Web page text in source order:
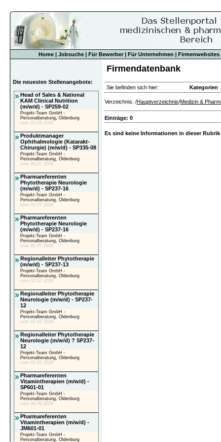
Home| Jobsuche| Für Bewerber| Für Unternehmen | Firmenwebsites
Die neuesten Stellenangebote:
»Head of Sales & National
KAM Clinical Nutrition
(m/w/d) - SP259-02
Projekt-Team GmbH -
Personalberatung, Oldenburg
vom 03.08.2026
»Produktmanager
Ophthalmologie (Katarakt-
Chirurgie) (m/w/d) - SP335-08
Projekt-Team GmbH -
Personalberatung, Oldenburg
vom 03.07.2026
»Pharmareferenten
Phytotherapie Neurologie
(m/w/d) - SP237-16
Projekt-Team GmbH -
Personalberatung, Oldenburg
vom 02.07.2026
»Pharmareferenten
Phytotherapie Neurologie
(m/w/d) - SP237-16
Projekt-Team GmbH -
Personalberatung, Oldenburg
vom 02.07.2026
»Regionalleiter Phytotherapie
(m/w/d) - SP237-13
Projekt-Team GmbH -
Personalberatung, Oldenburg
vom 02.07.2026
»Regionalleiter Phytotherapie
Neurologie (m/w/d) - SP237-
12
Projekt-Team GmbH -
Personalberatung, Oldenburg
vom 02.07.2026
»Regionalleiter Phytotherapie
Neurologie (m/w/d) ? SP237-
12
Projekt-Team GmbH -
Personalberatung, Oldenburg
vom 02.07.2026
»Pharmareferenten
Vitamintherapien (m/w/d) -
SP601-01
Projekt-Team GmbH -
Personalberatung, Oldenburg
vom 04.06.2026
»Pharmareferenten
Vitamintherapien (m/w/d) -
JM601-01
Projekt-Team GmbH -
Personalberatung, Oldenburg
Firmendatenbank
Sie befinden sich hier: Kategorien
Verzeichnis: /Hauptverzeichnis/Medizin &
Einträge: 0
Es sind keine Informationen in dieser